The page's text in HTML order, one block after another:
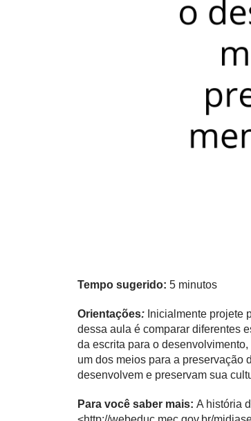
Tempo sugerido: 5 minutos
Orientações: Inicialmente projete
dessa aula é comparar diferentes
da escrita para o
um dos meios para a preservação
desenvolvem e preservam sua
Para você saber mais: A história